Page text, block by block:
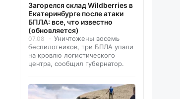
Загорелся склад Wildberries в
Екатеринбурге после атаки
БПЛА: все, что известно
(обновляется)
07.08
Уничтожены восемь
беспилотников, три БПЛА упали
на кровлю логистического
центра, сообщил губернатор.